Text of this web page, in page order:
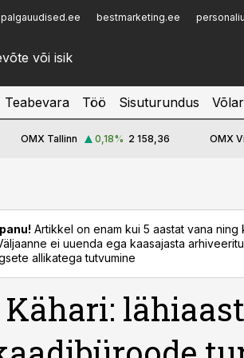
palgauudised.ee bestmarketing.ee
Infopank
Teabevara Töö Sisuturundus
OMX Tallinn 0,18% 2 158,36 OMX
Artikkel on enam kui 5 aastat vana
ei uuenda ega kaasajasta
allikatega tutvumine